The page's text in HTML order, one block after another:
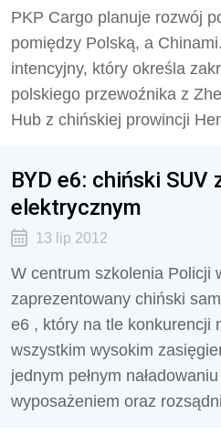
PKP Cargo planuje rozwój
pomiędzy Polską, a
intencyjny, który określa
polskiego przewoźnika z
Hub z chińskiej prowincji
BYD e6: chiński SUV
elektrycznym
13 lip 2012
W centrum szkolenia Policji
zaprezentowany chiński
e6 , który na tle konkurencji
wszystkim wysokim
jednym pełnym
wyposażeniem oraz